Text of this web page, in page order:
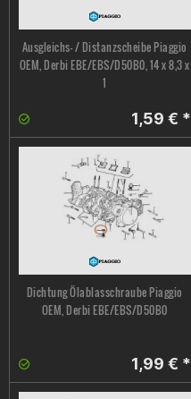
Ausgleichs- / Distanzscheibe Piaggio
OEM, Derbi EBE/EBS/D50B0, 14 x 8,3 x
1
1,59 € *
Dichtung Ölablasschraube Piaggio
OEM, Derbi EBE/EBS/D50B0
1,99 € *